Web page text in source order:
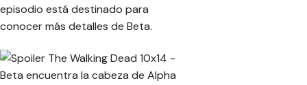
episodio está destinado para
conocer más detalles de Beta.